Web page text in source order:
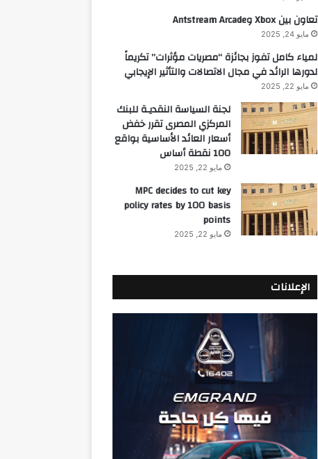
تعاون بين Xbox وAntstream Arcade
مايو 24, 2025
لمياء كامل تفوز بجائزة “مصريات مؤثرات” تكريماً
لدورها الرائد في مجال الاتصالات والتأثير الإيجابي
مايو 22, 2025
لجنة السياسة النقديـة للبنك
المركزي المصرى تقرر خفض
أسعار العائد الأساسية بواقع
100 نقطة أساس
مايو 22, 2025
MPC decides to cut key
policy rates by 100 basis
points
مايو 22, 2025
الإعلانات